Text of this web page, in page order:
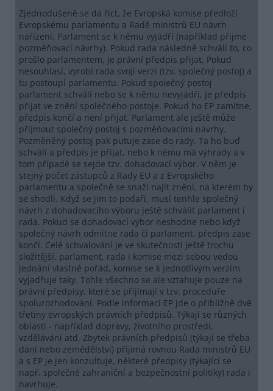
Zjednodušeně se dá říct, že Evropská komise předloží
Evropskému parlamentu a Radě ministrů EU návrh
nařízení. Parlament se k němu vyjádří (například přijme
pozměňovací návrhy). Pokud rada následně schválí to, co
prošlo parlamentem, je právní předpis přijat. Pokud
nesouhlasí, vyrobí rada svoji verzi (tzv. společný postoj) a
tu postoupí parlamentu. Pokud společný postoj
parlament schválí nebo se k němu nevyjádří, je předpis
přijat ve znění společného postoje. Pokud ho EP zamítne,
předpis končí a není přijat. Parlament ale ještě může
přijmout společný postoj s pozměňovacími návrhy.
Pozměněný postoj pak putuje zase do rady. Ta ho buď
schválí a předpis je přijat, nebo k němu má výhrady a v
tom případě se sejde tzv. dohadovací výbor. V něm je
stejný počet zástupců z Rady EU a z Evropského
parlamentu a společně se snaží najít znění, na kterém by
se shodli. Když se jim to podaří, musí tenhle společný
návrh z dohadovacího výboru ještě schválit parlament i
rada. Pokud se dohadovací výbor neshodne nebo když
společný návrh odmítne rada či parlament, předpis zase
končí. Celé schvalování je ve skutečnosti ještě trochu
složitější, parlament, rada i komise mezi sebou vedou
jednání vlastně pořád, komise se k jednotlivým verzím
vyjadřuje taky. Tohle všechno se ale vztahuje pouze na
právní předpisy, které se přijímají v tzv. proceduře
spolurozhodování. Podle informací EP jde o přibližně dvě
třetiny evropských právních předpisů. Týkají se různých
oblastí - například dopravy, životního prostředí,
vzdělávání atd. Zbytek právních předpisů (týkají se třeba
daní nebo zemědělství) přijímá rovnou Rada ministrů EU
a s EP je jen konzultuje, některé předpisy (týkající se
např. společné zahraniční a bezpečnostní politiky) rada i
navrhuje.